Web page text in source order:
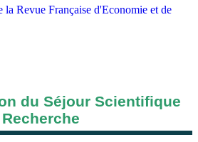
la Revue Française d'Economie et de
du Séjour Scientifique